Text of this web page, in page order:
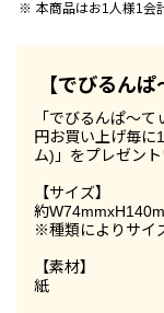
本商品はお1人様1会
【でびるん
「でびるんぱ～
円お買い上げ毎に
ム)」をプレゼント
【サイズ】
約
※種類によりサイ
【素材】
紙